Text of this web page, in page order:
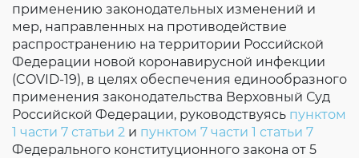
применению законодательных изменений и
мер, направленных на противодействие
распространению на территории Российской
Федерации новой коронавирусной инфекции
(COVID-19), в целях обеспечения единообразного
применения законодательства Верховный Суд
Российской Федерации, руководствуясь пунктом
1 части 7 статьи 2 и пунктом 7 части 1 статьи 7
Федерального конституционного закона от 5